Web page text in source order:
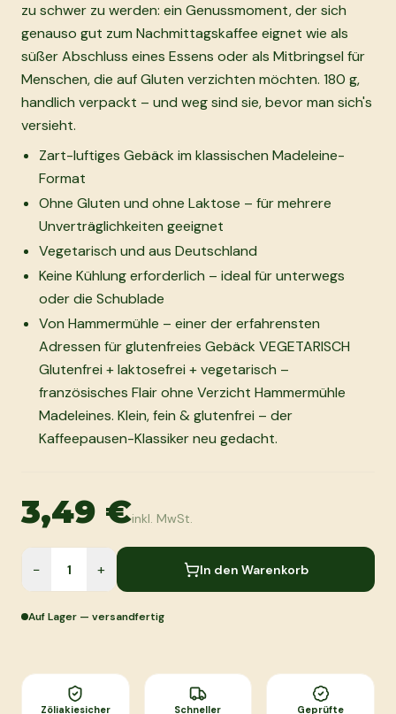
zu schwer zu werden: ein Genussmoment, der sich
genauso gut zum Nachmittagskaffee eignet wie als
süßer Abschluss eines Essens oder als Mitbringsel für
Menschen, die auf Gluten verzichten möchten. 180 g,
handlich verpackt – und weg sind sie, bevor man sich's
versieht.
Zart-luftiges Gebäck im klassischen Madeleine-
Format
Ohne Gluten und ohne Laktose – für mehrere
Unverträglichkeiten geeignet
Vegetarisch und aus Deutschland
Keine Kühlung erforderlich – ideal für unterwegs
oder die Schublade
Von Hammermühle – einer der erfahrensten
Adressen für glutenfreies Gebäck VEGETARISCH
Glutenfrei + laktosefrei + vegetarisch –
französisches Flair ohne Verzicht Hammermühle
Madeleines. Klein, fein & glutenfrei – der
Kaffeepausen-Klassiker neu gedacht.
3,49 €inkl. MwSt.
− + In den Warenkorb
Auf Lager — versandfertig
Zöliakiesicher
Schneller
Geprüfte